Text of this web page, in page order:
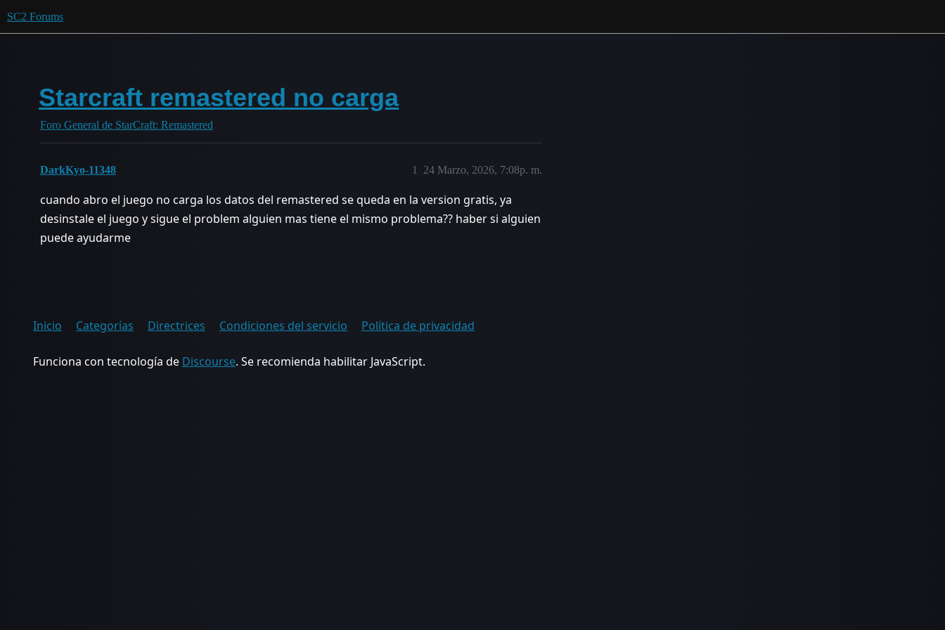
SC2 Forums
Starcraft remastered no carga
Foro General de StarCraft: Remastered
DarkKyo-11348 24 Marzo, 2026, 7:08p. m.
1
cuando abro el juego no carga los datos del remastered se queda en la version gratis, ya
desinstale el juego y sigue el problem alguien mas tiene el mismo problema?? haber si alguien
puede ayudarme
Inicio Categorías Directrices Condiciones del servicio Política de privacidad
Funciona con tecnología de Discourse. Se recomienda habilitar JavaScript.